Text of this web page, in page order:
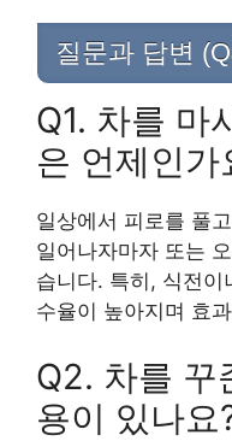
질문과 답변
Q1. 차를 마
은 언제인가
일상에서 피로를 풀
일어나자마자 또는
습니다. 특히, 식전이
수율이 높아지며 효
Q2. 차를 꾸
용이 있나요